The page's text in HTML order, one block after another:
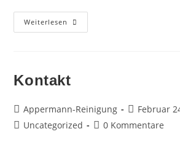
Weiterlesen Glas-
&
Kontakt
Beitrags-
Autor:
Appermann-Reinigung
Beitrag
veröffentlicht:
Februar
Beitrags-
Uncategorized
Beitrags-
0 Kommentare